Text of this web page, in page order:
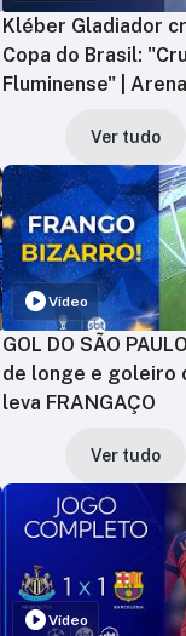
Kléber Gladiador
Copa do Brasil:
Fluminense" |
Ver tudo
Vídeo
GOL DO SÃO
de longe e goleiro
leva FRANGAÇO
Ver tudo
Vídeo